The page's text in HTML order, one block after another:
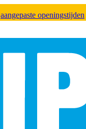
aangepaste openingstijden